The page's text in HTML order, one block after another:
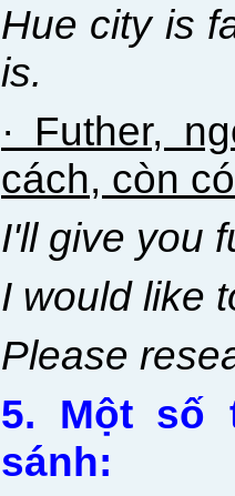
Hue city is
is.
· Futher,
cách, còn
I'll give you
I would like
Please
5. Một số
sánh: